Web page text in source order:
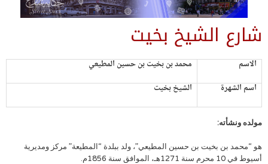
شارع الشيخ بخيت
الاسم
محمد بن بخيت بن حسين المطيعي
اسم الشهرة
الشيخ بخيت
مولده ونشأته:
هو “محمد بن بخيت بن حسين المطيعي”، ولد ببلدة “المطيعة” مركز ومديرية
أسيوط في 10 محرم سنة 1271هـ، الموافق سنة 1856م.